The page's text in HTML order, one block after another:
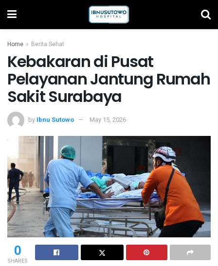
Home Berita Sehat
Kebakaran di Pusat
Pelayanan Jantung Rumah
Sakit Surabaya
by Ibnu Sutowo May 15, 2026
0
SHARES